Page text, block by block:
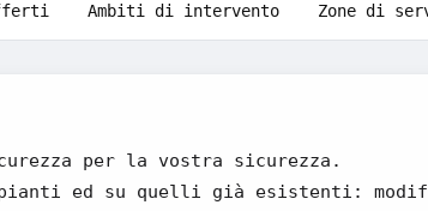
Ambiti di intervento Zone di
per la vostra sicurezza.
ed su quelli già esistenti: